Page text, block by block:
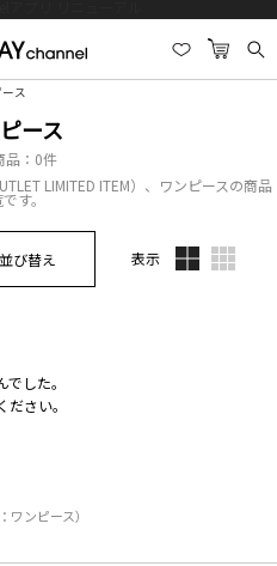
ス
ース
： 0件
LIMITED ITEM）、ワンピースの商品
す。
並び替え 表示
した。
さい。
ワンピース）